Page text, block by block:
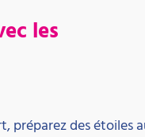
les
préparez des